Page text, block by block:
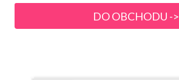
DO OBCHODU ->